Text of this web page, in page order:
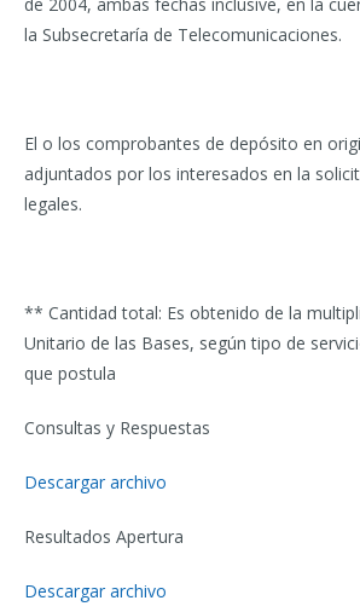
la Subsecretaría de Telecomunicaciones.
El o los comprobantes de depósito en
adjuntados por los interesados en la
legales.
** Cantidad total: Es obtenido de la
Unitario de las Bases, según tipo de
que postula
Consultas y Respuestas
Descargar archivo
Resultados Apertura
Descargar archivo